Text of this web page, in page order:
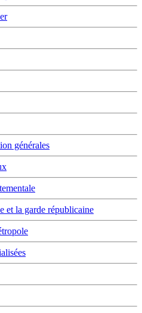
générales
et la garde républicaine